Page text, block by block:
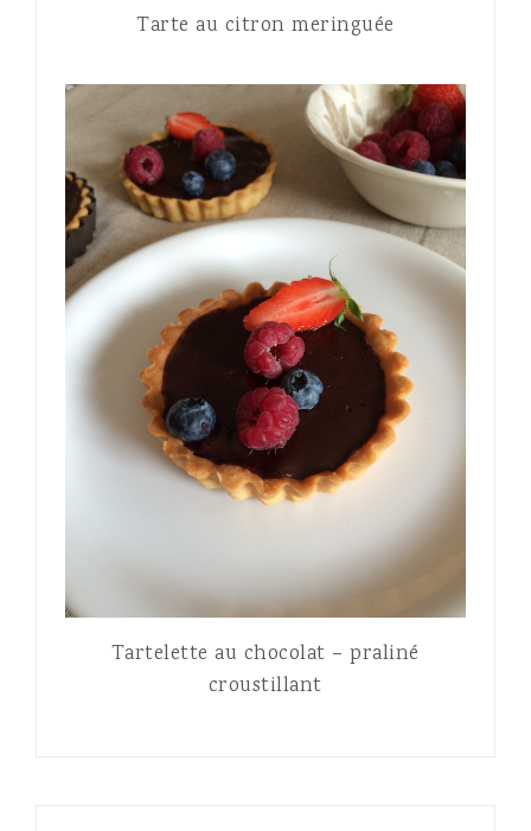
Tarte au citron meringuée
Tartelette au chocolat – praliné
croustillant